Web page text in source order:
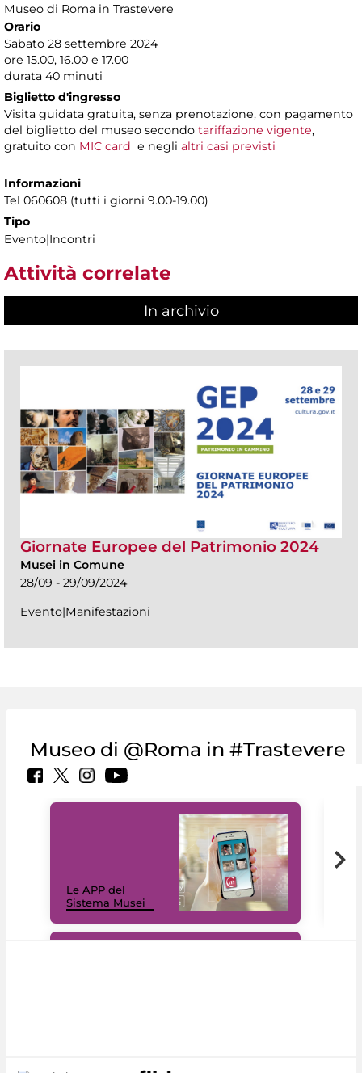
Museo di Roma in Trastevere
Orario
Sabato 28 settembre 2024
ore 15.00, 16.00 e 17.00
durata 40 minuti
Biglietto d'ingresso
Visita guidata gratuita, senza prenotazione, con pagamento
del biglietto del museo secondo tariffazione vigente,
gratuito con MIC card e negli altri casi previsti
Informazioni
Tel 060608 (tutti i giorni 9.00-19.00)
Tipo
Evento|Incontri
Attività correlate
In archivio
Giornate Europee del Patrimonio 2024
Musei in Comune
28/09 - 29/09/2024
Evento|Manifestazioni
Museo di @Roma in #Trastevere
Le APP del
Sistema Musei